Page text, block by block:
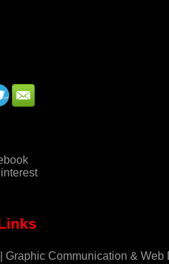
Graphic Communication & Web